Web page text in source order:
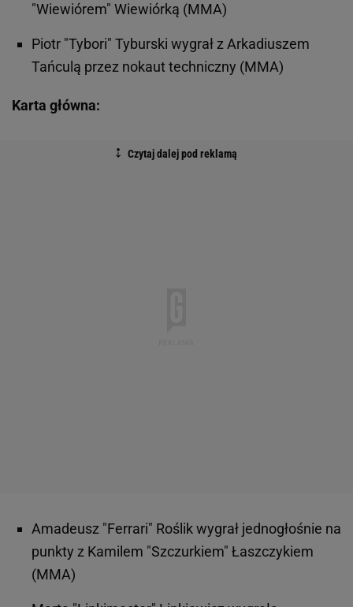
"Wiewiórem" Wiewiórką (MMA)
Piotr "Tybori" Tyburski wygrał z Arkadiuszem
Tańculą przez nokaut techniczny (MMA)
Karta główna:
Amadeusz "Ferrari" Roślik wygrał jednogłośnie na
punkty z Kamilem "Szczurkiem" Łaszczykiem
(MMA)